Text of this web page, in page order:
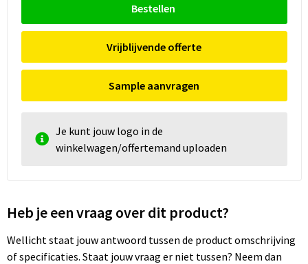
Bestellen
Vrijblijvende offerte
Sample aanvragen
Je kunt jouw logo in de
winkelwagen/offertemand uploaden
Heb je een vraag over dit product?
Wellicht staat jouw antwoord tussen de product omschrijving
of specificaties. Staat jouw vraag er niet tussen? Neem dan